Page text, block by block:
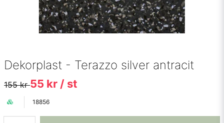
Dekorplast - Terazzo silver antracit
155 kr55 kr / st
18856